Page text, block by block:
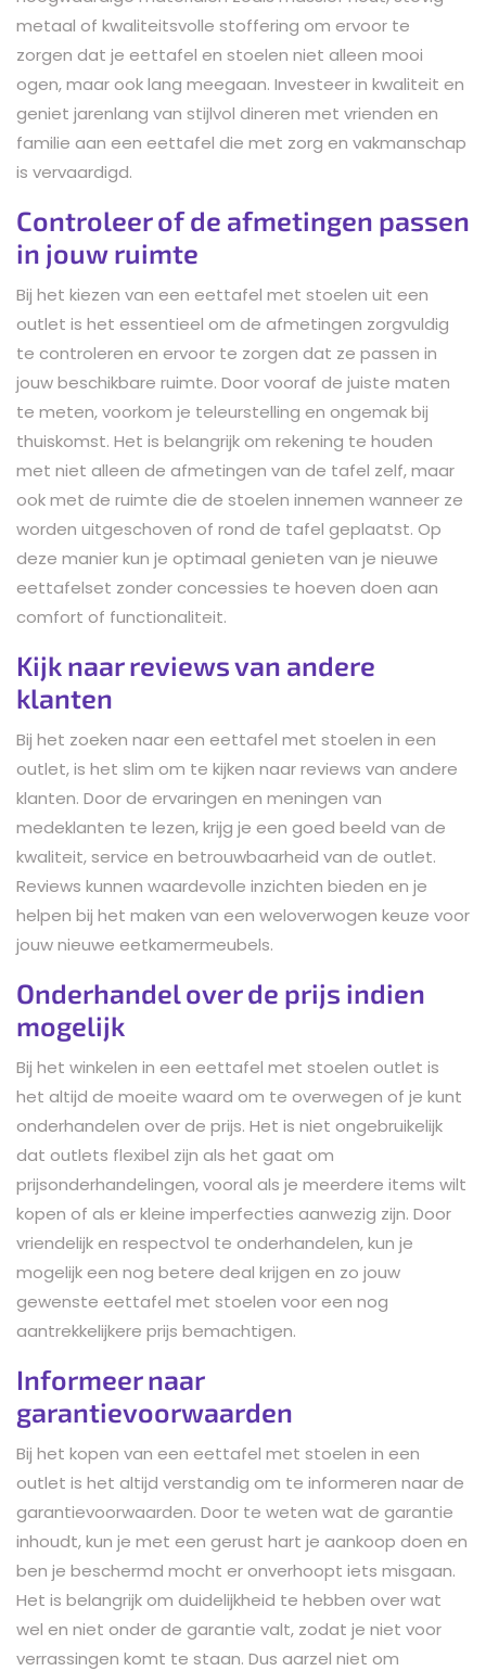
metaal of kwaliteitsvolle stoffering om ervoor te
zorgen dat je eettafel en stoelen niet alleen mooi
ogen, maar ook lang meegaan. Investeer in kwaliteit en
geniet jarenlang van stijlvol dineren met vrienden en
familie aan een eettafel die met zorg en vakmanschap
is vervaardigd.
Controleer of de afmetingen passen
in jouw ruimte
Bij het kiezen van een eettafel met stoelen uit een
outlet is het essentieel om de afmetingen zorgvuldig
te controleren en ervoor te zorgen dat ze passen in
jouw beschikbare ruimte. Door vooraf de juiste maten
te meten, voorkom je teleurstelling en ongemak bij
thuiskomst. Het is belangrijk om rekening te houden
met niet alleen de afmetingen van de tafel zelf, maar
ook met de ruimte die de stoelen innemen wanneer ze
worden uitgeschoven of rond de tafel geplaatst. Op
deze manier kun je optimaal genieten van je nieuwe
eettafelset zonder concessies te hoeven doen aan
comfort of functionaliteit.
Kijk naar reviews van andere
klanten
Bij het zoeken naar een eettafel met stoelen in een
outlet, is het slim om te kijken naar reviews van andere
klanten. Door de ervaringen en meningen van
medeklanten te lezen, krijg je een goed beeld van de
kwaliteit, service en betrouwbaarheid van de outlet.
Reviews kunnen waardevolle inzichten bieden en je
helpen bij het maken van een weloverwogen keuze voor
jouw nieuwe eetkamermeubels.
Onderhandel over de prijs indien
mogelijk
Bij het winkelen in een eettafel met stoelen outlet is
het altijd de moeite waard om te overwegen of je kunt
onderhandelen over de prijs. Het is niet ongebruikelijk
dat outlets flexibel zijn als het gaat om
prijsonderhandelingen, vooral als je meerdere items wilt
kopen of als er kleine imperfecties aanwezig zijn. Door
vriendelijk en respectvol te onderhandelen, kun je
mogelijk een nog betere deal krijgen en zo jouw
gewenste eettafel met stoelen voor een nog
aantrekkelijkere prijs bemachtigen.
Informeer naar
garantievoorwaarden
Bij het kopen van een eettafel met stoelen in een
outlet is het altijd verstandig om te informeren naar de
garantievoorwaarden. Door te weten wat de garantie
inhoudt, kun je met een gerust hart je aankoop doen en
ben je beschermd mocht er onverhoopt iets misgaan.
Het is belangrijk om duidelijkheid te hebben over wat
wel en niet onder de garantie valt, zodat je niet voor
verrassingen komt te staan. Dus aarzel niet om